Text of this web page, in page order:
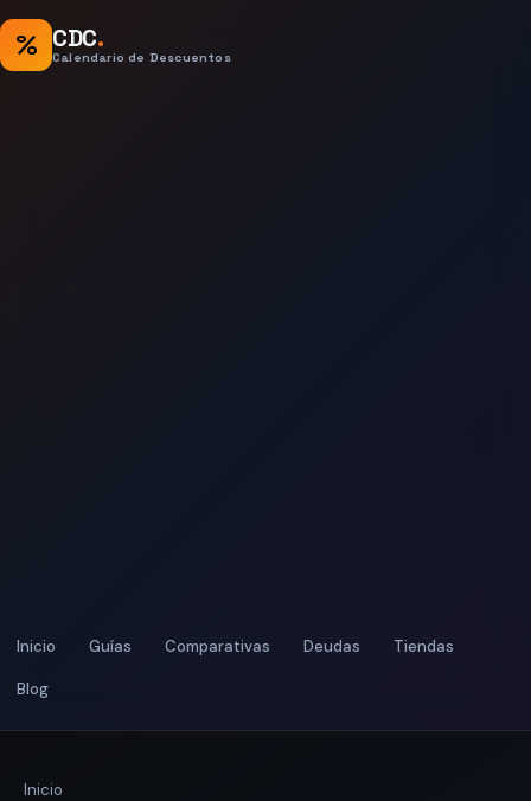
% CDC.
Calendario de Descuentos
Inicio Guías Comparativas Deudas Tiendas
Blog
Inicio